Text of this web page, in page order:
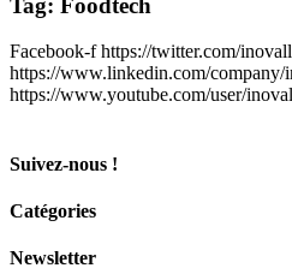
Facebook-f https://twitter.com/
https://www.linkedin.com/company/
https://www.youtube.com/user/
Suivez-nous !
Catégories
Newsletter